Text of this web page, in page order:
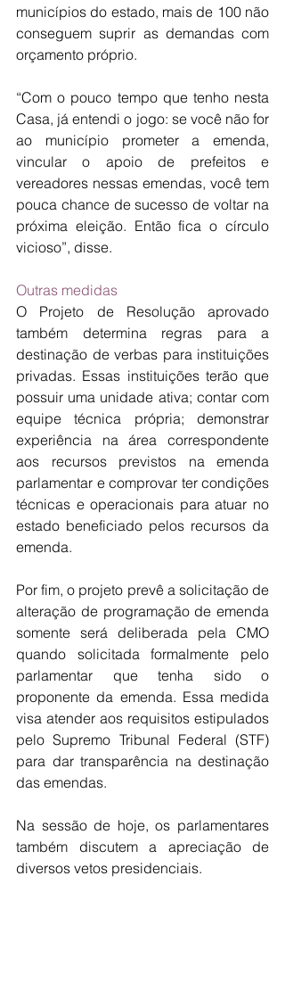
municípios do estado, mais de 100 não
conseguem suprir as demandas com
orçamento próprio.
“Com o pouco tempo que tenho nesta
Casa, já entendi o jogo: se você não for
ao município prometer a emenda,
vincular o apoio de prefeitos e
vereadores nessas emendas, você tem
pouca chance de sucesso de voltar na
próxima eleição. Então fica o círculo
vicioso”, disse.
Outras medidas
O Projeto de Resolução aprovado
também determina regras para a
destinação de verbas para instituições
privadas. Essas instituições terão que
possuir uma unidade ativa; contar com
equipe técnica própria; demonstrar
experiência na área correspondente
aos recursos previstos na emenda
parlamentar e comprovar ter condições
técnicas e operacionais para atuar no
estado beneficiado pelos recursos da
emenda.
Por fim, o projeto prevê a solicitação de
alteração de programação de emenda
somente será deliberada pela CMO
quando solicitada formalmente pelo
parlamentar que tenha sido o
proponente da emenda. Essa medida
visa atender aos requisitos estipulados
pelo Supremo Tribunal Federal (STF)
para dar transparência na destinação
das emendas.
Na sessão de hoje, os parlamentares
também discutem a apreciação de
diversos vetos presidenciais.